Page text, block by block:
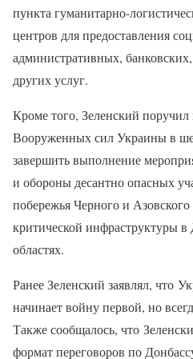
пункта гуманитарно-
центров для предоставления
административных,
других услуг.
Кроме того, Зеленский
Вооруженных сил Украины в
завершить выполнение
и обороны десантно опасных
побережья Черного и
критической инфраструктуры
областях.
Ранее Зеленский заявлял, что
начинает войну первой, но
Также сообщалось, что
формат переговоров по